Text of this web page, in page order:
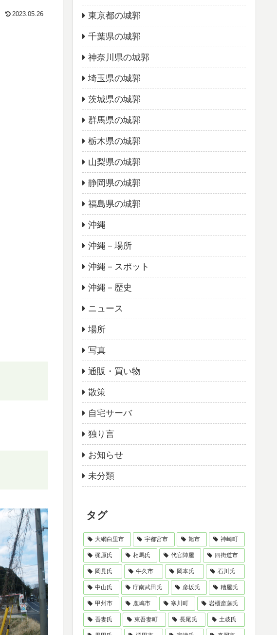
2023.05.26 東京都の城郭
千葉県の城郭
神奈川県の城郭
埼玉県の城郭
茨城県の城郭
群馬県の城郭
栃木県の城郭
山梨県の城郭
静岡県の城郭
福島県の城郭
沖縄
沖縄－場所
沖縄－スポット
沖縄－歴史
ニュース
場所
写真
通販・買い物
散策
自宅サーバ
独り言
お知らせ
未分類
タグ
大網白里市 宇都宮市 旭市 神崎町
梶原氏 相馬氏 代官陣屋 四街道市
岡見氏 牛久市 岡本氏 石川氏
中山氏 庁南武田氏 彦坂氏 糟屋氏
甲州市 鹿嶋市 寒川町 岩櫃斎藤氏
吾妻氏 東吾妻町 長尾氏 土岐氏